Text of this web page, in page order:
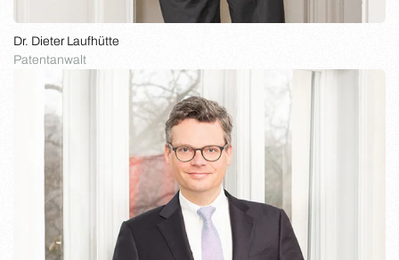
Dr. Dieter Laufhütte
Patentanwalt